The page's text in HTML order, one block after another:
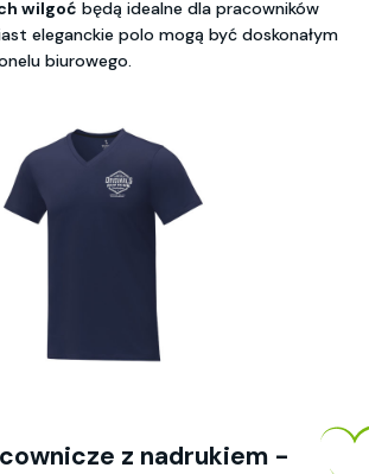
wilgoć będą idealne dla pracowników
eleganckie polo mogą być doskonałym
biurowego.
z nadrukiem -